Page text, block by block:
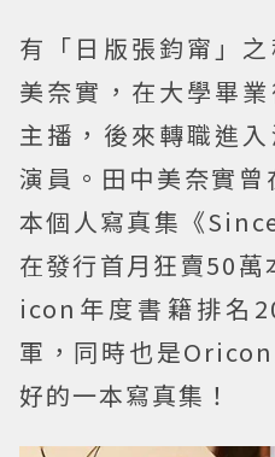
有「日版張鈞甯」
美奈實，在大學畢
主播，後來轉職進
演員。田中美奈實
本個人寫真集《
在發行首月狂賣50
icon年度書籍排名
軍，同時也是
好的一本寫真集！